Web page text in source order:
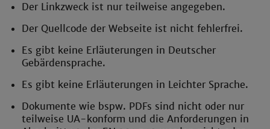
Der Linkzweck ist nur teilweise angegeben.
Der Quellcode der Webseite ist nicht fehlerfrei.
Es gibt keine Erläuterungen in Deutscher
Gebärdensprache.
Es gibt keine Erläuterungen in Leichter Sprache.
Dokumente wie bspw. PDFs sind nicht oder nur
teilweise UA-konform und die Anforderungen in